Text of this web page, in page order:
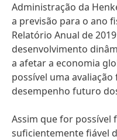
Administração da
a previsão para o ano
Relatório Anual de
desenvolvimento
a afetar a economia
possível uma
desempenho futuro
Assim que for possível
suficientemente fiável